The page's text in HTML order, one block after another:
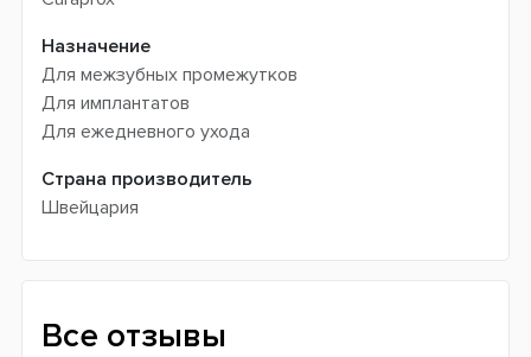
Назначение
Для межзубных промежутков
Для имплантатов
Для ежедневного ухода
Страна производитель
Швейцария
Все отзывы